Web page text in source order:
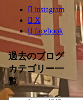
instagram
X
facebook
過去のブログ
カテゴリー一
覧